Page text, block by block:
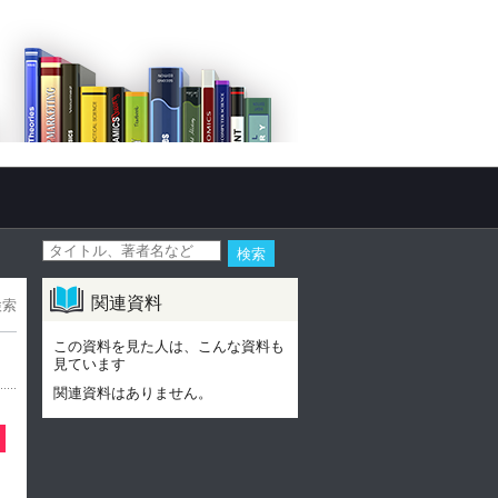
関連資料
この資料を見た人は、こんな資料も
見ています
関連資料はありません。